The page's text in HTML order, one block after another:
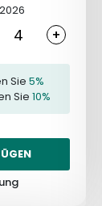
+
Sie 5%
Sie 10%